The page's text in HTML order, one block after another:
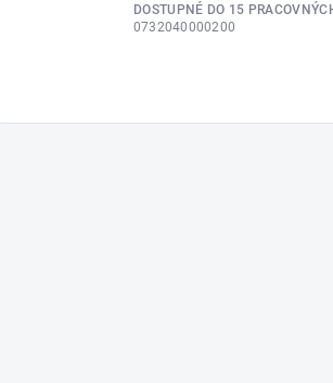
DOSTUPNÉ DO 15
0732040000200